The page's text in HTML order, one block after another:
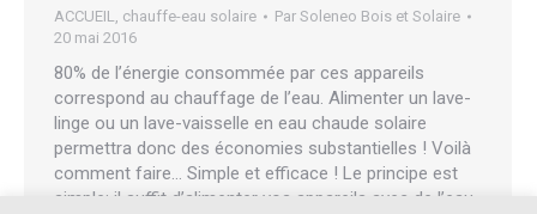
ACCUEIL chauffe-eau solaire Par Soleneo Bois et Solaire
20 mai 2016
80% de l’énergie consommée par ces appareils
correspond au chauffage de l’eau. Alimenter un lave-
linge ou un lave-vaisselle en eau chaude solaire
permettra donc des économies substantielles ! Voilà
comment faire… Simple et efficace ! Le principe est
simple: il suffit d’alimenter vos appareils avec de l’eau